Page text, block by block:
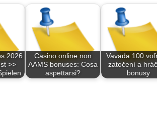
2026
>>
Casino online non
AAMS bonuses: Cosa
aspettarsi?
Vavada 100
zatočení a
bonusy